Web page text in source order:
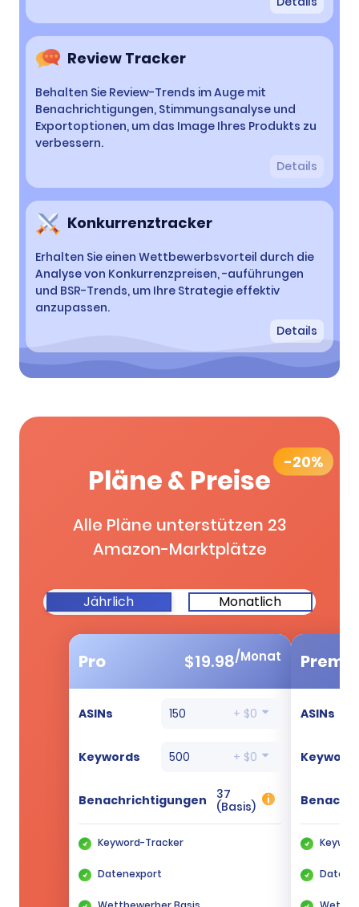
Review Tracker
Behalten Sie Review-Trends im Auge mit
Benachrichtigungen, Stimmungsanalyse und
Exportoptionen, um das Image Ihres Produkts zu
verbessern.
Details
Konkurrenztracker
Erhalten Sie einen Wettbewerbsvorteil durch die
Analyse von Konkurrenzpreisen, -auführungen
und BSR-Trends, um Ihre Strategie effektiv
anzupassen.
Details
Pläne & Preise
Alle Pläne unterstützen 23
Amazon-Marktplätze
Jährlich
-20%
Monatlich
Pro $19.98/Monat
ASINs 150 + $0
Keywords 500 + $0
Benachrichtigungen
37
(Basis)
Keyword-Tracker
Datenexport
ASINs